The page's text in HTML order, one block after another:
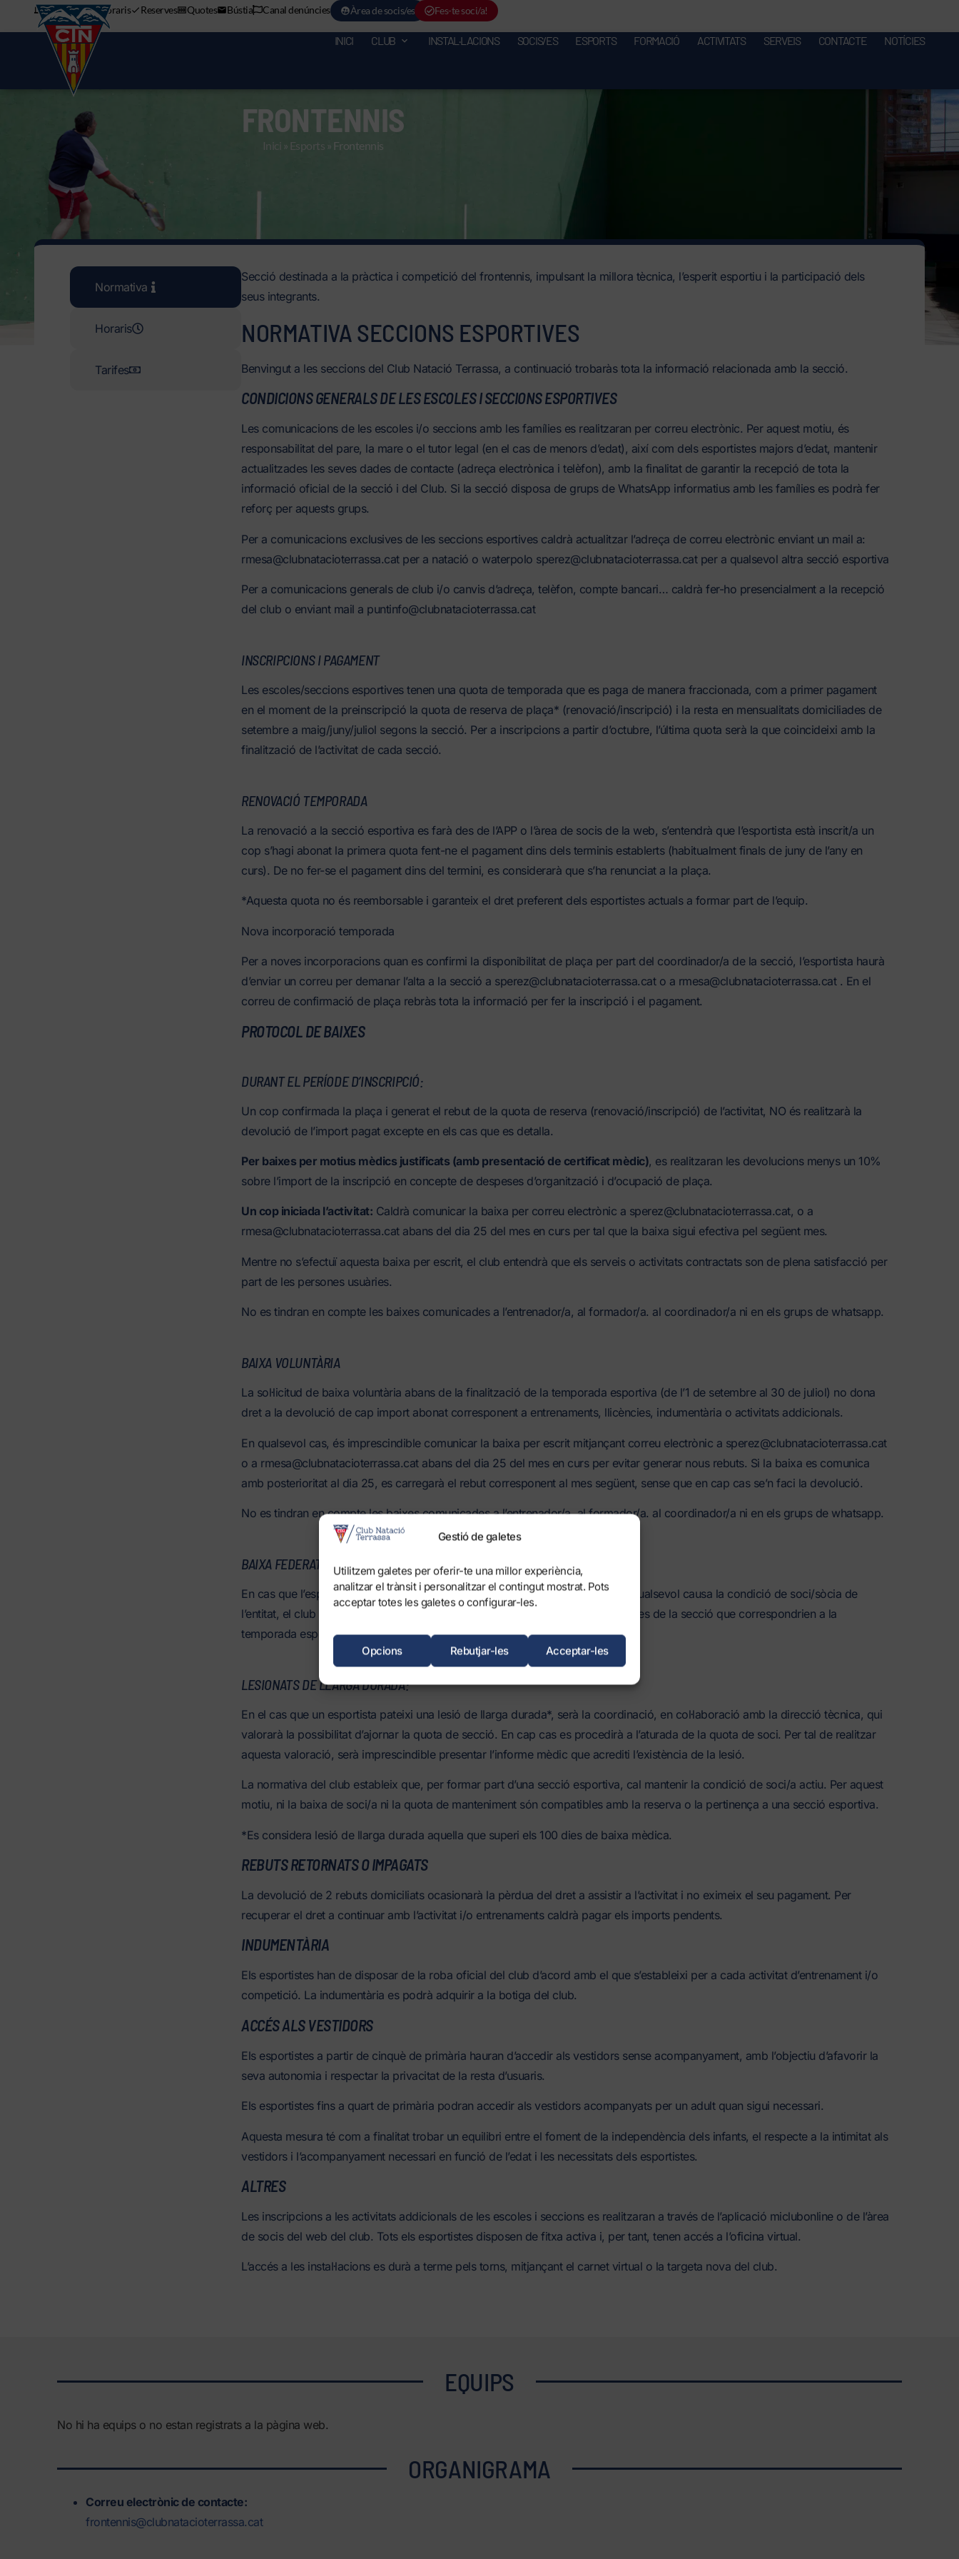
Gestió de galetes
Utilitzem galetes per oferir-te una millor experiència,
analitzar el trànsit i personalitzar el contingut mostrat. Pots
acceptar totes les galetes o configurar-les.
Acceptar-les
Rebutjar-les
Opcions
APP mòbil Horaris Reserves Quotes Bústia Canal denúncies Àrea de socis/es Fes-te soci/a!
INICI CLUB INSTAL·LACIONS SOCIS/ES ESPORTS FORMACIÓ ACTIVITATS SERVEIS CONTACTE NOTÍCIES
FRONTENNIS
Inici » Esports » Frontennis
Normativa
Horaris
Tarifes
Secció destinada a la pràctica i competició del frontennis, impulsant la millora tècnica, l’esperit esportiu i la participació dels
seus integrants.
NORMATIVA SECCIONS ESPORTIVES
Benvingut a les seccions del Club Natació Terrassa, a continuació trobaràs tota la informació relacionada amb la secció.
CONDICIONS GENERALS DE LES ESCOLES I SECCIONS ESPORTIVES
Les comunicacions de les escoles i/o seccions amb les famílies es realitzaran per correu electrònic. Per aquest motiu, és
responsabilitat del pare, la mare o el tutor legal (en el cas de menors d’edat), així com dels esportistes majors d’edat, mantenir
actualitzades les seves dades de contacte (adreça electrònica i telèfon), amb la finalitat de garantir la recepció de tota la
informació oficial de la secció i del Club. Si la secció disposa de grups de WhatsApp informatius amb les famílies es podrà fer
reforç per aquests grups.
Per a comunicacions exclusives de les seccions esportives caldrà actualitzar l’adreça de correu electrònic enviant un mail a:
rmesa@clubnatacioterrassa.cat per a natació o waterpolo sperez@clubnatacioterrassa.cat per a qualsevol altra secció esportiva
Per a comunicacions generals de club i/o canvis d’adreça, telèfon, compte bancari… caldrà fer-ho presencialment a la recepció
del club o enviant mail a puntinfo@clubnatacioterrassa.cat
INSCRIPCIONS I PAGAMENT
Les escoles/seccions esportives tenen una quota de temporada que es paga de manera fraccionada, com a primer pagament
en el moment de la preinscripció la quota de reserva de plaça* (renovació/inscripció) i la resta en mensualitats domiciliades de
setembre a maig/juny/juliol segons la secció. Per a inscripcions a partir d’octubre, l’última quota serà la que coincideixi amb la
finalització de l’activitat de cada secció.
RENOVACIÓ TEMPORADA
La renovació a la secció esportiva es farà des de l’APP o l’àrea de socis de la web, s’entendrà que l’esportista està inscrit/a un
cop s’hagi abonat la primera quota fent-ne el pagament dins dels terminis establerts (habitualment finals de juny de l’any en
curs). De no fer-se el pagament dins del termini, es considerarà que s’ha renunciat a la plaça.
*Aquesta quota no és reemborsable i garanteix el dret preferent dels esportistes actuals a formar part de l’equip.
Nova incorporació temporada
Per a noves incorporacions quan es confirmi la disponibilitat de plaça per part del coordinador/a de la secció, l’esportista haurà
d’enviar un correu per demanar l’alta a la secció a sperez@clubnatacioterrassa.cat o a rmesa@clubnatacioterrassa.cat . En el
correu de confirmació de plaça rebràs tota la informació per fer la inscripció i el pagament.
PROTOCOL DE BAIXES
DURANT EL PERÍODE D’INSCRIPCIÓ:
Un cop confirmada la plaça i generat el rebut de la quota de reserva (renovació/inscripció) de l’activitat, NO és realitzarà la
devolució de l’import pagat excepte en els cas que es detalla.
Per baixes per motius mèdics justificats (amb presentació de certificat mèdic), es realitzaran les devolucions menys un 10%
sobre l’import de la inscripció en concepte de despeses d’organització i d’ocupació de plaça.
Un cop iniciada l’activitat: Caldrà comunicar la baixa per correu electrònic a sperez@clubnatacioterrassa.cat, o a
rmesa@clubnatacioterrassa.cat abans del dia 25 del mes en curs per tal que la baixa sigui efectiva pel següent mes.
Mentre no s’efectuï aquesta baixa per escrit, el club entendrà que els serveis o activitats contractats son de plena satisfacció per
part de les persones usuàries.
No es tindran en compte les baixes comunicades a l’entrenador/a, al formador/a. al coordinador/a ni en els grups de whatsapp.
BAIXA VOLUNTÀRIA
La sol·licitud de baixa voluntària abans de la finalització de la temporada esportiva (de l’1 de setembre al 30 de juliol) no dona
dret a la devolució de cap import abonat corresponent a entrenaments, llicències, indumentària o activitats addicionals.
En qualsevol cas, és imprescindible comunicar la baixa per escrit mitjançant correu electrònic a sperez@clubnatacioterrassa.cat
o a rmesa@clubnatacioterrassa.cat abans del dia 25 del mes en curs per evitar generar nous rebuts. Si la baixa es comunica
amb posterioritat al dia 25, es carregarà el rebut corresponent al mes següent, sense que en cap cas se’n faci la devolució.
No es tindran en compte les baixes comunicades a l’entrenador/a, al formador/a. al coordinador/a ni en els grups de whatsapp.
BAIXA FEDERATIVA
En cas que l’esportista causi baixa federativa, abandoni la secció o perdi per qualsevol causa la condició de soci/sòcia de
l’entitat, el club podrà penalitzar-lo/la i exigir l’abonament de la totalitat de quotes de la secció que correspondrien a la
temporada esportiva vigent.
LESIONATS DE LLARGA DURADA:
En el cas que un esportista pateixi una lesió de llarga durada*, serà la coordinació, en col·laboració amb la direcció tècnica, qui
valorarà la possibilitat d’ajornar la quota de secció. En cap cas es procedirà a l’aturada de la quota de soci. Per tal de realitzar
aquesta valoració, serà imprescindible presentar l’informe mèdic que acrediti l’existència de la lesió.
La normativa del club estableix que, per formar part d’una secció esportiva, cal mantenir la condició de soci/a actiu. Per aquest
motiu, ni la baixa de soci/a ni la quota de manteniment són compatibles amb la reserva o la pertinença a una secció esportiva.
*Es considera lesió de llarga durada aquella que superi els 100 dies de baixa mèdica.
REBUTS RETORNATS O IMPAGATS
La devolució de 2 rebuts domiciliats ocasionarà la pèrdua del dret a assistir a l’activitat i no eximeix el seu pagament. Per
recuperar el dret a continuar amb l’activitat i/o entrenaments caldrà pagar els imports pendents.
INDUMENTÀRIA
Els esportistes han de disposar de la roba oficial del club d’acord amb el que s’estableixi per a cada activitat d’entrenament i/o
competició. La indumentària es podrà adquirir a la botiga del club.
ACCÉS ALS VESTIDORS
Els esportistes a partir de cinquè de primària hauran d’accedir als vestidors sense acompanyament, amb l’objectiu d’afavorir la
seva autonomia i respectar la privacitat de la resta d’usuaris.
Els esportistes fins a quart de primària podran accedir als vestidors acompanyats per un adult quan sigui necessari.
Aquesta mesura té com a finalitat trobar un equilibri entre el foment de la independència dels infants, el respecte a la intimitat als
vestidors i l’acompanyament necessari en funció de l’edat i les necessitats dels esportistes.
ALTRES
Les inscripcions a les activitats addicionals de les escoles i seccions es realitzaran a través de l’aplicació miclubonline o de l’àrea
de socis del web del club. Tots els esportistes disposen de fitxa activa i, per tant, tenen accés a l’oficina virtual.
L’accés a les instal·lacions es durà a terme pels torns, mitjançant el carnet virtual o la targeta nova del club.
EQUIPS
No hi ha equips o no estan registrats a la pàgina web.
ORGANIGRAMA
Correu electrònic de contacte:
frontennis@clubnatacioterrassa.cat